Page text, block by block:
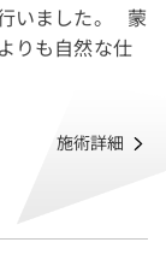
いました。⠀蒙
りも自然な仕
施術詳細